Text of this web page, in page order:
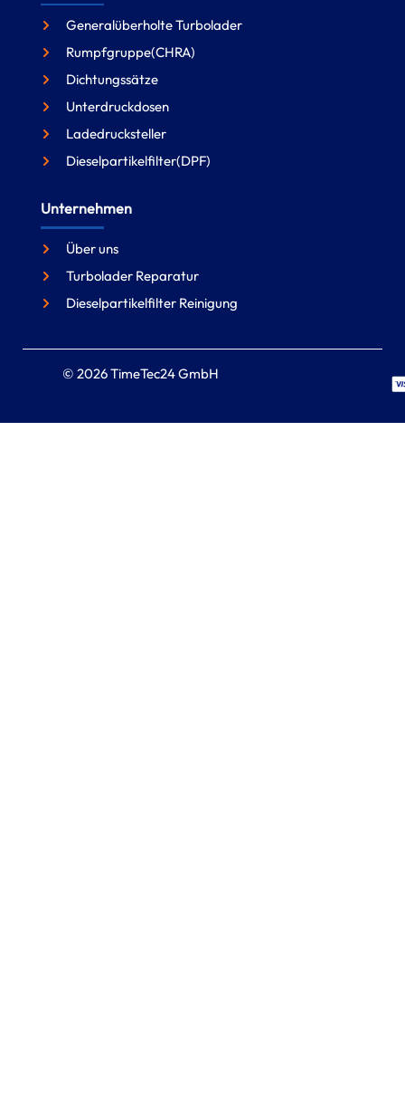
Generalüberholte Turbolader
Rumpfgruppe(CHRA)
Dichtungssätze
Unterdruckdosen
Ladedrucksteller
Dieselpartikelfilter(DPF)
Unternehmen
Über uns
Turbolader Reparatur
Dieselpartikelfilter Reinigung
© 2026 TimeTec24 GmbH